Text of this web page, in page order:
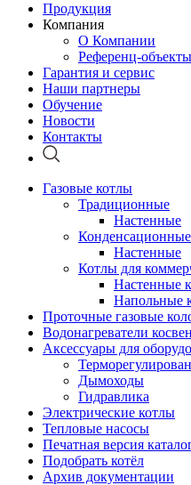
Продукция
Компания
О Компании
Референц-объекты
Гарантия и сервис
Наши партнеры
Обучение
Новости
Контакты
Газовые котлы
Традиционные
Настенные
Конденсационные
Настенные
Котлы для
Настенные
Напольные
Проточные газовые
Водонагреватели
Аксессуары для
Дымоходы
Гидравлика
Электрические котлы
Тепловые насосы
Печатная версия
Подобрать котёл
Архив документации